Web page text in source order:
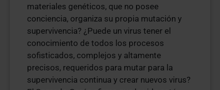
materiales genéticos, que no posee
conciencia, organiza su propia mutación y
supervivencia? ¿Puede un virus tener el
conocimiento de todos los procesos
sofisticados, complejos y altamente
precisos, requeridos para mutar para la
supervivencia continua y crear nuevos virus?